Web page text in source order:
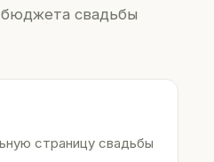
бюджета свадьбы
страницу свадьбы